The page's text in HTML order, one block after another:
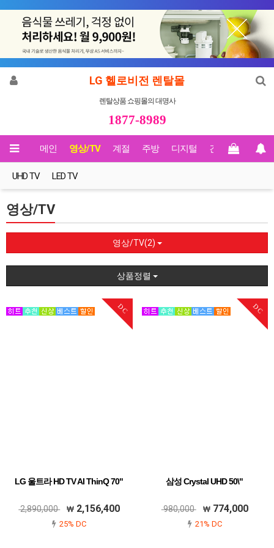
LG 헬로비전 렌탈몰
렌탈상품 쇼핑몰의 대명사
1877-8989
메인 영상/TV 계절 주방 디지털 건강 Biz렌탈
UHD TV LED TV
영상/TV
영상/TV(2)
상품정렬
DC
LG 울트라 HD TV AI ThinQ 70"
2,890,000 2,156,400
25% DC
DC
삼성 Crystal UHD 50\"
980,000 774,000
21% DC